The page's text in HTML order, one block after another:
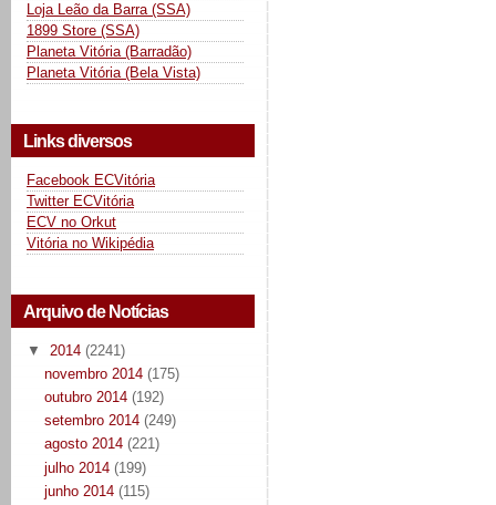
Loja Leão da Barra (SSA)
1899 Store (SSA)
Planeta Vitória (Barradão)
Planeta Vitória (Bela Vista)
Links diversos
Facebook ECVitória
Twitter ECVitória
ECV no Orkut
Vitória no Wikipédia
Arquivo de Notícias
▼ 2014 (2241)
novembro 2014 (175)
outubro 2014 (192)
setembro 2014 (249)
agosto 2014 (221)
julho 2014 (199)
junho 2014 (115)